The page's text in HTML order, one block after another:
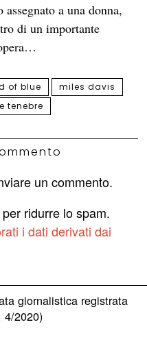
a una donna,
di un importante
of blue
miles davis
tenebre
un commento.
ridurre lo spam.
i dati derivati dai
giornalistica registrata
4/2020)